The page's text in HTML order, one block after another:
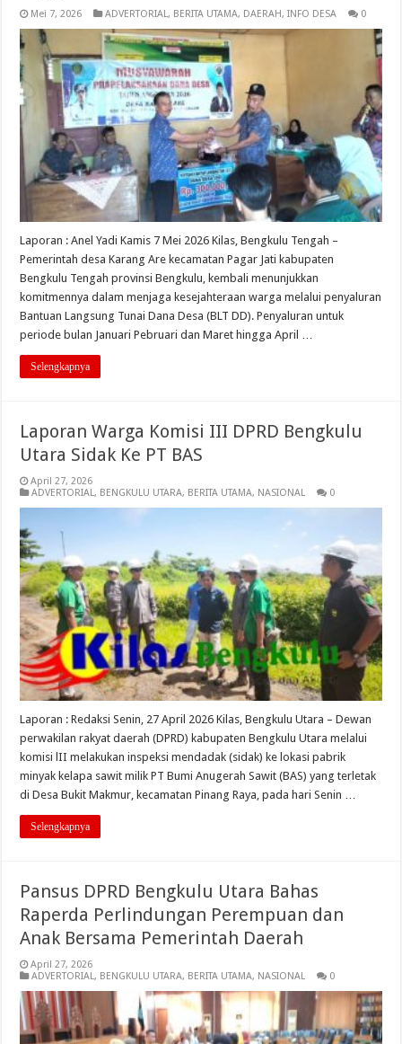
Mei 7, 2026 ADVERTORIAL, BERITA UTAMA, DAERAH,INFO DESA 0
Laporan : Anel Yadi Kamis 7 Mei 2026 Kilas, Bengkulu Tengah –
Pemerintah desa Karang Are kecamatan Pagar Jati kabupaten
Bengkulu Tengah provinsi Bengkulu, kembali menunjukkan
komitmennya dalam menjaga kesejahteraan warga melalui penyaluran
Bantuan Langsung Tunai Dana Desa (BLT DD). Penyaluran untuk
periode bulan Januari Pebruari dan Maret hingga April …
Selengkapnya
Laporan Warga Komisi III DPRD Bengkulu
Utara Sidak Ke PT BAS
April 27, 2026
ADVERTORIAL, BENGKULU UTARA, BERITA UTAMA, NASIONAL 0
Laporan : Redaksi Senin, 27 April 2026 Kilas, Bengkulu Utara – Dewan
perwakilan rakyat daerah (DPRD) kabupaten Bengkulu Utara melalui
komisi lII melakukan inspeksi mendadak (sidak) ke lokasi pabrik
minyak kelapa sawit milik PT Bumi Anugerah Sawit (BAS) yang terletak
di Desa Bukit Makmur, kecamatan Pinang Raya, pada hari Senin …
Selengkapnya
Pansus DPRD Bengkulu Utara Bahas
Raperda Perlindungan Perempuan dan
Anak Bersama Pemerintah Daerah
April 27, 2026
ADVERTORIAL, BENGKULU UTARA, BERITA UTAMA, NASIONAL 0